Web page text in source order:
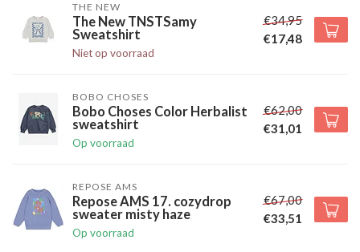
THE NEW
The New TNSTSamy
Sweatshirt
Niet op voorraad
€34,95
€17,48
BOBO CHOSES
Bobo Choses Color Herbalist
sweatshirt
Op voorraad
€62,00
€31,01
REPOSE AMS
Repose AMS 17. cozydrop
sweater misty haze
Op voorraad
€67,00
€33,51